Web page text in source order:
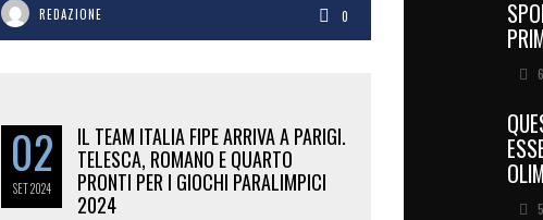
REDAZIONE 0
02
SET2024
IL TEAM ITALIA FIPE ARRIVA A PARIGI.
TELESCA, ROMANO E QUARTO
PRONTI PER I GIOCHI PARALIMPICI
2024